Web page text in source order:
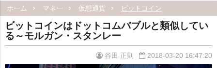
ホーム マネー 仮想通貨 ビットコイン
ビットコインはドットコムバブルと類似してい
る～モルガン・スタンレー
谷田 正則 2018-03-20 16:47:20